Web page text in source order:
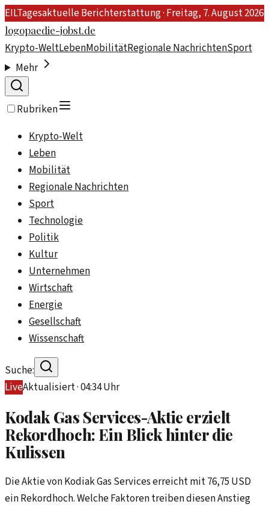
EILTagesaktuelle Berichterstattung · Freitag, 7. August 2026
logopaedie-jobst.de
Krypto-WeltLebenMobilitätRegionale NachrichtenSport
Mehr
Rubriken
Krypto-Welt
Leben
Mobilität
Regionale Nachrichten
Sport
Technologie
Politik
Kultur
Unternehmen
Wirtschaft
Energie
Gesellschaft
Wissenschaft
Suche:
LiveAktualisiert ·04:34Uhr
Kodak Gas Services-Aktie erzielt
Rekordhoch: Ein Blick hinter die
Kulissen
Die Aktie von Kodiak Gas Services erreicht mit 76,75 USD
ein Rekordhoch. Welche Faktoren treiben diesen Anstieg